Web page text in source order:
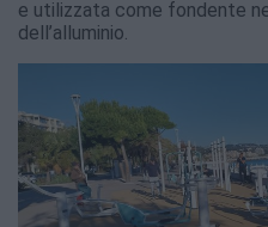
e utilizzata come fondente
dell’alluminio.